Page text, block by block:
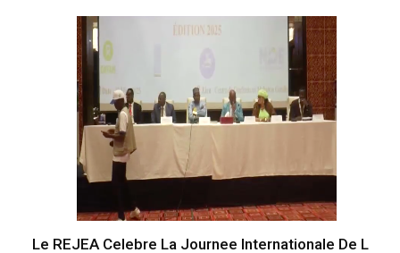
Le REJEA Celebre La Journee Internationale De L